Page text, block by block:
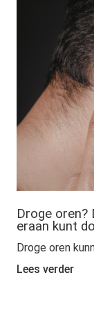
Droge oren?
eraan kunt
Droge oren
Lees verder